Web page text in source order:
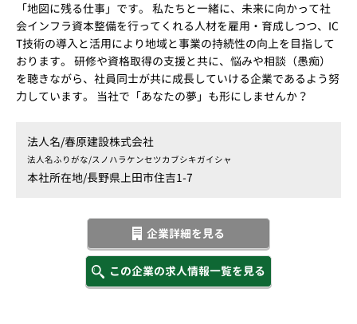
「地図に残る仕事」です。 私たちと一緒に、未来に向かって社
会インフラ資本整備を行ってくれる人材を雇用・育成しつつ、IC
T技術の導入と活用により地域と事業の持続性の向上を目指して
おります。 研修や資格取得の支援と共に、悩みや相談（愚痴）
を聴きながら、社員同士が共に成長していける企業であるよう努
力しています。 当社で「あなたの夢」も形にしませんか？
法人名/春原建設株式会社
法人名ふりがな/スノハラケンセツカブシキガイシャ
本社所在地/長野県上田市住吉1-7
企業詳細を見る
この企業の求人情報一覧を見る